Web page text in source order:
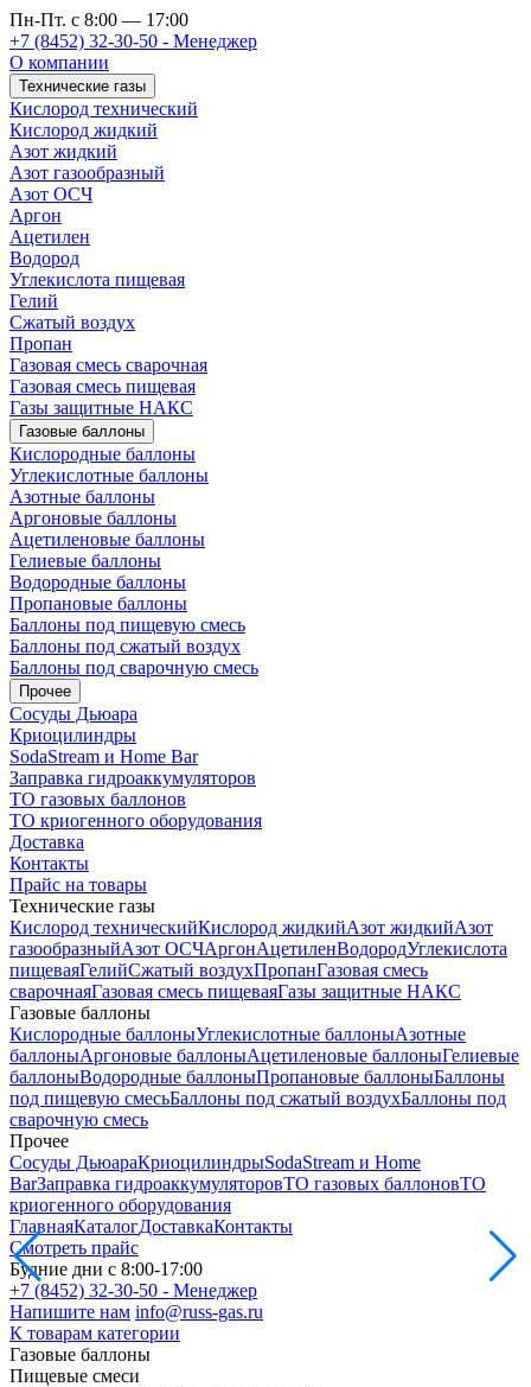
Пн-Пт. с 8:00 — 17:00
+7 (8452) 32-30-50 - Менеджер
О компании
Технические газы
Кислород технический
Кислород жидкий
Азот жидкий
Азот газообразный
Азот ОСЧ
Аргон
Ацетилен
Водород
Углекислота пищевая
Гелий
Сжатый воздух
Пропан
Газовая смесь сварочная
Газовая смесь пищевая
Газы защитные НАКС
Газовые баллоны
Кислородные баллоны
Углекислотные баллоны
Азотные баллоны
Аргоновые баллоны
Ацетиленовые баллоны
Гелиевые баллоны
Водородные баллоны
Пропановые баллоны
Баллоны под пищевую смесь
Баллоны под сжатый воздух
Баллоны под сварочную смесь
Прочее
Сосуды Дьюара
Криоцилиндры
SodaStream и Home Bar
Заправка гидроаккумуляторов
ТО газовых баллонов
ТО криогенного оборудования
Доставка
Контакты
Прайс на товары
Технические газы
Кислород техническийКислород жидкийАзот жидкийАзот
газообразныйАзот ОСЧАргонАцетиленВодородУглекислота
пищеваяГелийСжатый воздухПропанГазовая смесь
сварочнаяГазовая смесь пищеваяГазы защитные НАКС
Газовые баллоны
Кислородные баллоныУглекислотные баллоныАзотные
баллоныАргоновые баллоныАцетиленовые баллоныГелиевые
баллоныВодородные баллоныПропановые баллоныБаллоны
под пищевую смесьБаллоны под сжатый воздухБаллоны под
сварочную смесь
Прочее
Сосуды ДьюараКриоцилиндрыSodaStream и Home
BarЗаправка гидроаккумуляторовТО газовых баллоновТО
криогенного оборудования
ГлавнаяКаталогДоставкаКонтакты
Смотреть прайс
Будние дни с 8:00-17:00
+7 (8452) 32-30-50 - Менеджер
Напишите нам info@russ-gas.ru
К товарам категории
Газовые баллоны
Пищевые смеси